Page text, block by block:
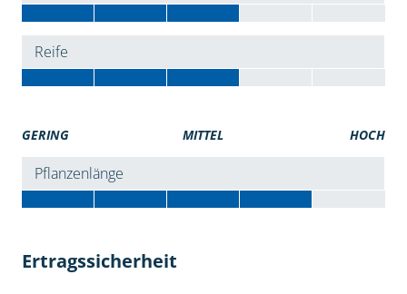
Reife
GERING MITTEL HOCH
Pflanzenlänge
Ertragssicherheit